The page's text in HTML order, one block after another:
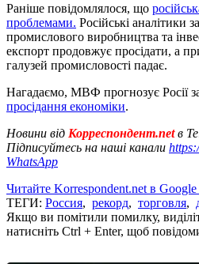
Раніше повідомлялося, що
проблемами. Російські аналітики
промислового виробництва та
експорт продовжує просідати, а
галузей промисловості падає.
Нагадаємо, МВФ прогнозує Росії за
просідання економіки.
Новини від Корреспондент.netв
Підписуйтесь на наші канали
WhatsApp
Читайте Korrespondent.net в
ТЕГИ: Россия, рекорд, торговля,
Якщо ви помітили помилку,
натисніть Ctrl + Enter, щоб